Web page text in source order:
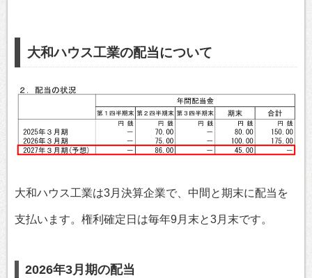
大和ハウス工業の配当について
大和ハウス工業は3月決算企業で、中間と期末に配当を
支払います。権利確定日は毎年9月末と3月末です。
2026年3月期の配当